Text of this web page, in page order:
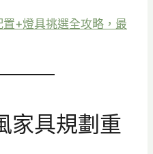
+燈具挑選全攻略，最
家具規劃重